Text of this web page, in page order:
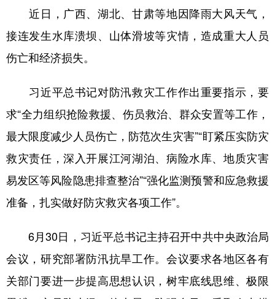
城市 旅游 能源 会展
文化产业
地方频道
辽宁 吉林 上海
广西 海南 重庆
近日，广西、湖北、甘肃等地因降雨大风天气，
接连发生水库溃坝、山体滑坡等灾情，造成重大人员
伤亡和经济损失。
习近平总书记对防汛救灾工作作出重要指示，要
求“全力组织抢险救援、伤员救治、群众安置等工作，
最大限度减少人员伤亡，防范次生灾害”“盯紧压实防灾
救灾责任，深入开展江河湖泊、病险水库、地质灾害
易发区等风险隐患排查整治”“强化监测预警和应急救援
准备，扎实做好防灾救灾各项工作”。
6月30日，习近平总书记主持召开中共中央政治局
会议，研究部署防汛抗旱工作。会议要求各地区各有
关部门要进一步提高思想认识，树牢底线思维、极限